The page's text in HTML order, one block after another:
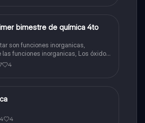
bimestre de química 4to
son funciones inorganicas,
funciones inorganicas, Los óxidos
4
4